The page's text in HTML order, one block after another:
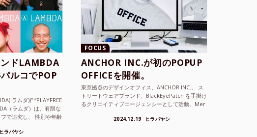
ドLAMBDA
ルコでPOP
ラムダ))” “PLAYFREE
（ラムダ）は、有限な
で追究し、 性別や年齢
ヒラバヤシ
FOCUS
ANCHOR INC.が初のPOPUP
OFFICEを開催。
東京拠点のデザインオフィス、ANCHOR INC.。 ス
トリートウェアブランド、BlackEyePatch を手掛け
るクリエイティブエージェンシーとして活動。Mer
2024.12.19 ヒラバヤシ